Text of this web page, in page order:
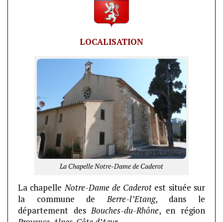
LOCALISATION
La Chapelle Notre-Dame de Caderot
La chapelleNotre-Dame de Caderot est située sur
la commune deBerre-l’Etang, dans le
département desBouches-du-Rhône, en région